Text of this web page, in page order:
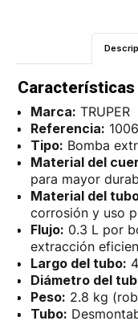
Marca: TRUPER
Referencia:
Tipo: Bomba
Material del
para mayor
Material del
corrosión y uso
Flujo: 0.3 L por
extracción
Largo del tubo:
Diámetro del
Peso: 2.8 kg
Tubo: